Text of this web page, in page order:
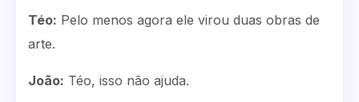
Téo: Pelo menos agora ele virou duas obras de
arte.
João: Téo, isso não ajuda.